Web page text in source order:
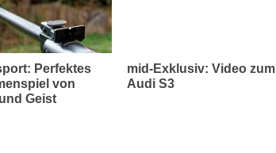
Perfektes
von
Geist
mid-Exklusiv: Video zum
Audi S3